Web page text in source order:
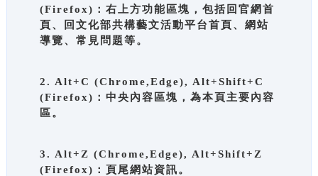
(Firefox)：右上方功能區塊，包括回官網首
頁、回文化部共構藝文活動平台首頁、網站
導覽、常見問題等。
2. Alt+C (Chrome,Edge), Alt+Shift+C
(Firefox)：中央內容區塊，為本頁主要內容
區。
3. Alt+Z (Chrome,Edge), Alt+Shift+Z
(Firefox)：頁尾網站資訊。